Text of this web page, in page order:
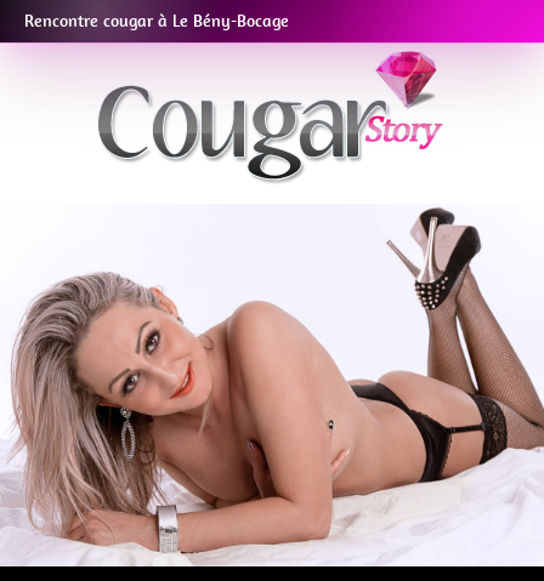
Rencontre cougar à Le Bény-Bocage